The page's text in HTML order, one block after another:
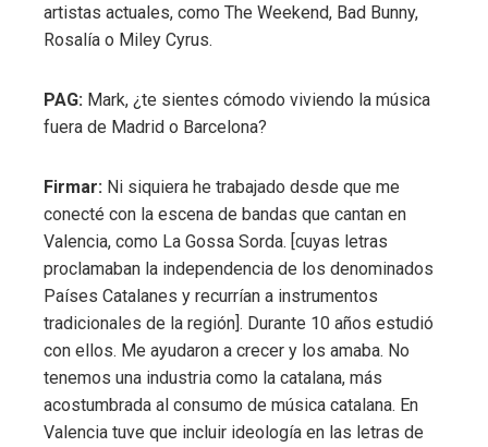
artistas actuales, como The Weekend, Bad Bunny,
Rosalía o Miley Cyrus.
PAG: Mark, ¿te sientes cómodo viviendo la música
fuera de Madrid o Barcelona?
Firmar: Ni siquiera he trabajado desde que me
conecté con la escena de bandas que cantan en
Valencia, como La Gossa Sorda. [cuyas letras
proclamaban la independencia de los denominados
Países Catalanes y recurrían a instrumentos
tradicionales de la región]. Durante 10 años estudió
con ellos. Me ayudaron a crecer y los amaba. No
tenemos una industria como la catalana, más
acostumbrada al consumo de música catalana. En
Valencia tuve que incluir ideología en las letras de